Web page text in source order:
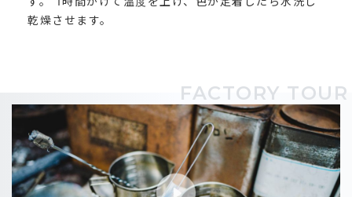
乾燥させます。
FACTORY TOUR